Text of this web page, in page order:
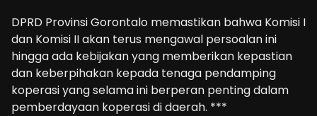
DPRD Provinsi Gorontalo memastikan bahwa Komisi I
dan Komisi II akan terus mengawal persoalan ini
hingga ada kebijakan yang memberikan kepastian
dan keberpihakan kepada tenaga pendamping
koperasi yang selama ini berperan penting dalam
pemberdayaan koperasi di daerah. ***